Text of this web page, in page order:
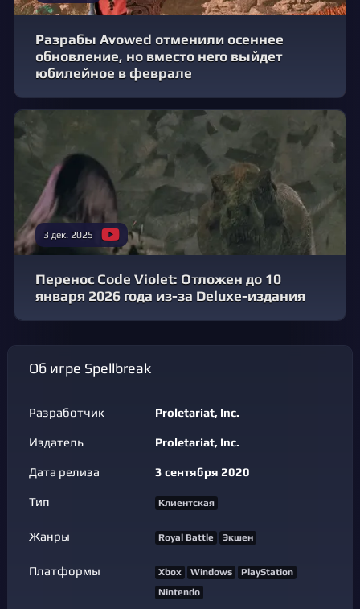
Разрабы Avowed отменили осеннее
обновление, но вместо него выйдет
юбилейное в феврале
3 дек. 2025
Перенос Code Violet: Отложен до 10
января 2026 года из-за Deluxe-издания
Об игре Spellbreak
Разработчик Proletariat, Inc.
Издатель Proletariat, Inc.
Дата релиза 3 сентября 2020
Тип Клиентская
Жанры Royal Battle Экшен
Платформы Xbox Windows
PlayStation
Nintendo